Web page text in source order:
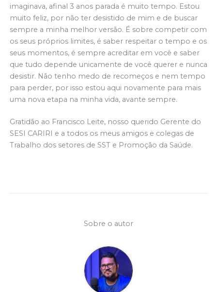
imaginava, afinal 3 anos parada é muito tempo. Estou
muito feliz, por não ter desistido de mim e de buscar
sempre a minha melhor versão. É sobre competir com
os seus próprios limites, é saber respeitar o tempo e os
seus momentos, é sempre acreditar em você e saber
que tudo depende unicamente de você querer e nunca
desistir. Não tenho medo de recomeços e nem tempo
para perder, por isso estou aqui novamente para mais
uma nova etapa na minha vida, avante sempre.
Gratidão ao Francisco Leite, nosso querido Gerente do
SESI CARIRI e a todos os meus amigos e colegas de
Trabalho dos setores de SST e Promoção da Saúde.
Sobre o autor